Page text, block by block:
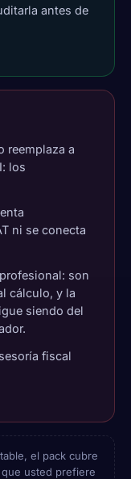
antes de
reemplaza a
los
ni se conecta
son
cálculo, y la
siendo del
fiscal
el pack cubre
usted prefiere